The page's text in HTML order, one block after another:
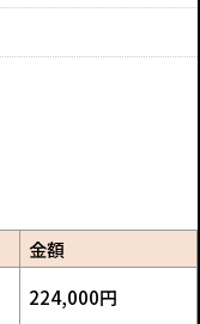
金額
224,000円